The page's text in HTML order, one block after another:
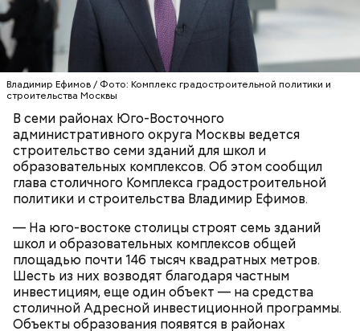
Владимир Ефимов / Фото: Комплекс градостроительной политики и
строительства Москвы
В семи районах Юго-Восточного
административного округа Москвы ведется
строительство семи зданий для школ и
образовательных комплексов. Об этом сообщил
глава столичного Комплекса градостроительной
политики и строительства Владимир Ефимов.
— На юго-востоке столицы строят семь зданий
школ и образовательных комплексов общей
площадью почти 146 тысяч квадратных метров.
Шесть из них возводят благодаря частным
инвестициям, еще один объект — на средства
столичной Адресной инвестиционной программы.
Объекты образования появятся в районах
Новые образовательные объекты появятся в
шаговой доступности от жилых кварталов.
Благодаря этому снизится нагрузка на
существующие учебные организации, обучение
будет проходить в комфортных условиях, появятся
новые образовательные возможности.
специализированные учебные кабинеты. Для
углубленного изучения предметов и проведения
практических занятий в здании оборудуют
современные лабораторно-исследовательские
комплексы и ИТ-полигон. Появятся залы для
спортивных занятий и торжественных
мероприятий. По завершении строительства
застройщик передаст здание городу.
СТРОИТЕЛЬСТВО
ВЛАДИМИР ЕФИМОВ